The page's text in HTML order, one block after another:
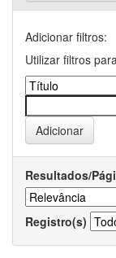
Adicionar filtros:
Utilizar filtros
Resultados/
Registro(s)